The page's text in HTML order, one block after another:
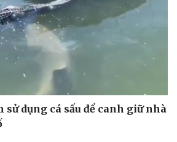
sử dụng cá sấu để canh giữ nhà